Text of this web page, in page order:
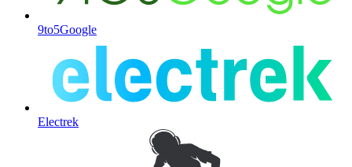
9to5Google
Electrek